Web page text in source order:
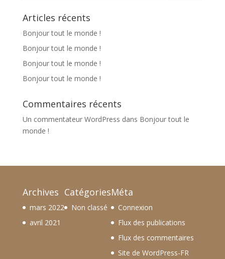
Articles récents
Bonjour tout le monde !
Bonjour tout le monde !
Bonjour tout le monde !
Bonjour tout le monde !
Commentaires récents
Un commentateur WordPress dans Bonjour tout le
monde !
Archives
mars 2022
avril 2021
Catégories
Non classé
Méta
Connexion
Flux des publications
Flux des commentaires
Site de WordPress-FR